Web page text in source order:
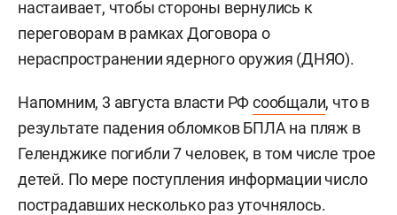
настаивает, чтобы стороны вернулись к
переговорам в рамках Договора о
нераспространении ядерного оружия (ДНЯО).
Напомним, 3 августа власти РФсообщали, что в
результате падения обломков БПЛА на пляж в
Геленджике погибли 7 человек, в том числе трое
детей. По мере поступления информации число
пострадавших несколько раз уточнялось.